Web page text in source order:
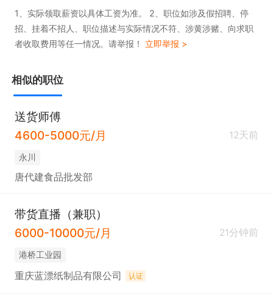
1、实际领取薪资以具体工资为准。 2、职位如涉及假招聘、停
招、挂着不招人、职位描述与实际情况不符、涉黄涉赌、向求职
者收取费用等任一情况。请举报！ 立即举报 >
相似的职位
送货师傅
4600-5000元/月
12天前
永川
唐代建食品批发部
带货直播（兼职）
6000-10000元/月
21分钟前
港桥工业园
重庆蓝漂纸制品有限公司 认证